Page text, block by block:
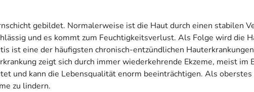
gebildet. Normalerweise ist die Haut durch einen stabilen
und es kommt zum Feuchtigkeitsverlust. Als Folge wird die
ist eine der häufigsten chronisch-entzündlichen
zeigt sich durch immer wiederkehrende Ekzeme, meist
und kann die Lebensqualität enorm beeinträchtigen. Als
zu lindern.